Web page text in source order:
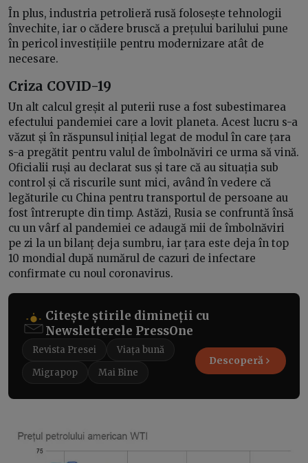
În plus, industria petrolieră rusă folosește tehnologii
învechite, iar o cădere bruscă a prețului barilului pune
în pericol investițiile pentru modernizare atât de
necesare.
Criza COVID-19
Un alt calcul greșit al puterii ruse a fost subestimarea
efectului pandemiei care a lovit planeta. Acest lucru s-a
văzut și în răspunsul inițial legat de modul în care țara
s-a pregătit pentru valul de îmbolnăviri ce urma să vină.
Oficialii ruși au declarat sus și tare că au situația sub
control și că riscurile sunt mici, având în vedere că
legăturile cu China pentru transportul de persoane au
fost întrerupte din timp. Astăzi, Rusia se confruntă însă
cu un vârf al pandemiei ce adaugă mii de îmbolnăviri
pe zi la un bilanț deja sumbru, iar țara este deja în top
10 mondial după numărul de cazuri de infectare
confirmate cu noul coronavirus.
Citește știrile dimineții cu
Newsletterele PressOne
Revista Presei
Viața bună
Migrapop
Mai Bine
Descoperă